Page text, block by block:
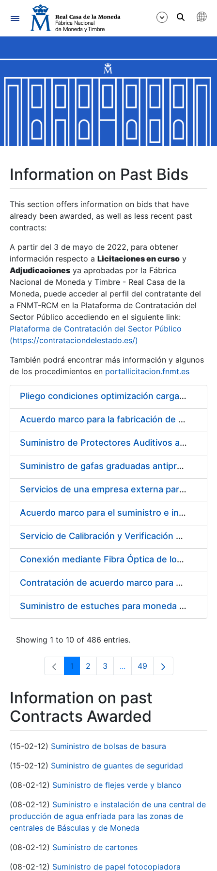
Navigation
Show/Hide
Show/Hide
Show/Hide
Show/Hide
Show/Hide
Show/Hide
Information on Past Bids
This section offers information on bids that have
already been awarded, as well as less recent past
contracts:
A partir del 3 de mayo de 2022, para obtener
información respecto a Licitaciones en curso y
Adjudicaciones ya aprobadas por la Fábrica
Nacional de Moneda y Timbre - Real Casa de la
Moneda, puede acceder al perfil del contratante del
a FNMT-RCM en la Plataforma de Contratación del
Sector Público accediendo en el siguiente link:
Plataforma de Contratación del Sector Público
(https://contrataciondelestado.es/)
También podrá encontrar más información y algunos
de los procedimientos en portallicitacion.fnmt.es
Pliego condiciones optimización cargas compras firmado
Acuerdo marco para la fabricación de piezas
Suministro de Protectores Auditivos a medida para las personas trabajadoras de los Centros de Trabajo de Madrid y Burgos
Suministro de gafas graduadas antiproyecciones para los trabajadores de la FNMT-RCM en los centros de trabajo de Madrid y Burgos
Servicios de una empresa externa para el asesoramiento y resolución de los recursos de alzada que se presentan relacionados con procesos de selección para la FNMT-RCM
Acuerdo marco para el suministro e instalación de persianas, estores y otros complementos
Servicio de Calibración y Verificación Externa de los Equipos de Medición del Servicio de Prevención de la FNMT-RCM
Conexión mediante Fibra Óptica de los Centros de Proceso de Datos (CPDs) de las sedes de la FNMT-RCM de Burgos y Madrid
Contratación de acuerdo marco para el Suministro de Material de Electricidad para la Fábrica Nacional de Moneda y Timbre-Real Casa de la Moneda en su centro de trabajo de Burgos
Suministro de estuches para moneda de 30 €
Showing 1 to 10 of 486 entries.
Page
1 Page
2 Page
3 ...Intermediate Pages Use
Page
49
Information on past
Contracts Awarded
(15-02-12) Suministro de bolsas de basura
(15-02-12) Suministro de guantes de seguridad
(08-02-12) Suministro de flejes verde y blanco
(08-02-12) Suministro e instalación de una central de
producción de agua enfriada para las zonas de
centrales de Básculas y de Moneda
(08-02-12) Suministro de cartones
(08-02-12) Suministro de papel fotocopiadora